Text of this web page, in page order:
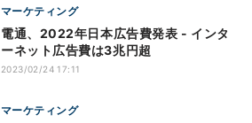
マーケティング
電通、2022年日本広告費発表 - インタ
ーネット広告費は3兆円超
2023/02/24 17:11
マーケティング